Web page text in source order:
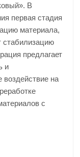
В
первая стадия
материала,
стабилизацию
предлагает
и
воздействие на
с